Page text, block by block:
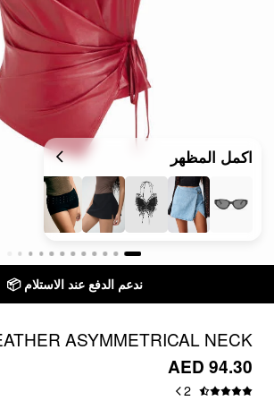
اكمل المظهر
ندعم الدفع عند الاستلام 📦
ASYMMETRICAL NECK
DRAWSTRING CROP TOP
AED 94.30
2